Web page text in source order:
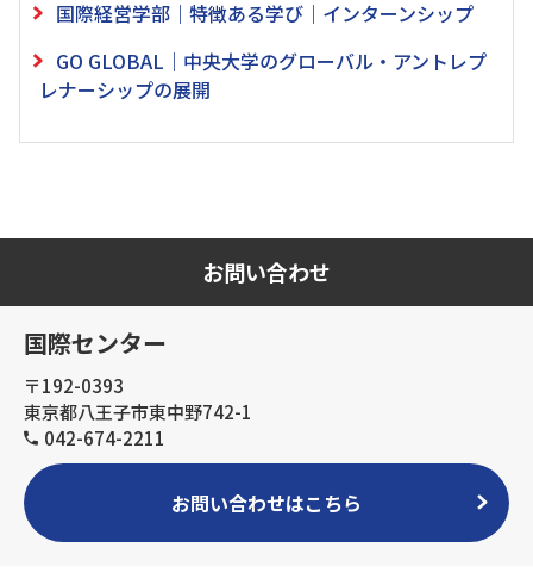
国際経営学部｜特徴ある学び｜インターンシップ
GO GLOBAL｜中央大学のグローバル・アントレプ
レナーシップの展開
お問い合わせ
国際センター
〒192-0393
東京都八王子市東中野742-1
042-674-2211
お問い合わせはこちら